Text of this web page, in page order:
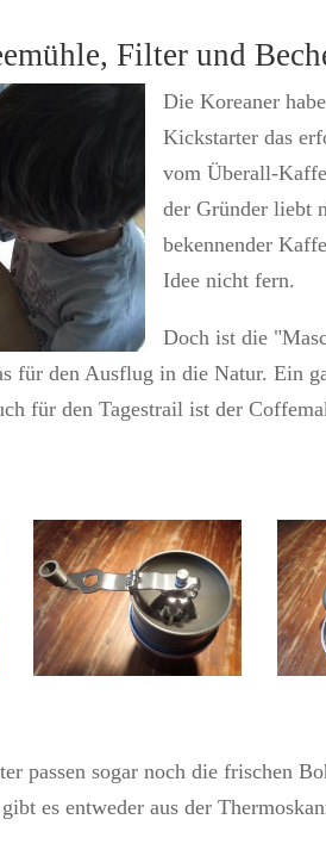
Filter und
Die Koreaner
Kickstarter das
vom Überall-
der Gründer liebt
bekennender
Idee nicht fern.
Doch ist die
für den Ausflug in die Natur. Ein
für den Tagestrail ist der
passen sogar noch die frischen
es entweder aus der